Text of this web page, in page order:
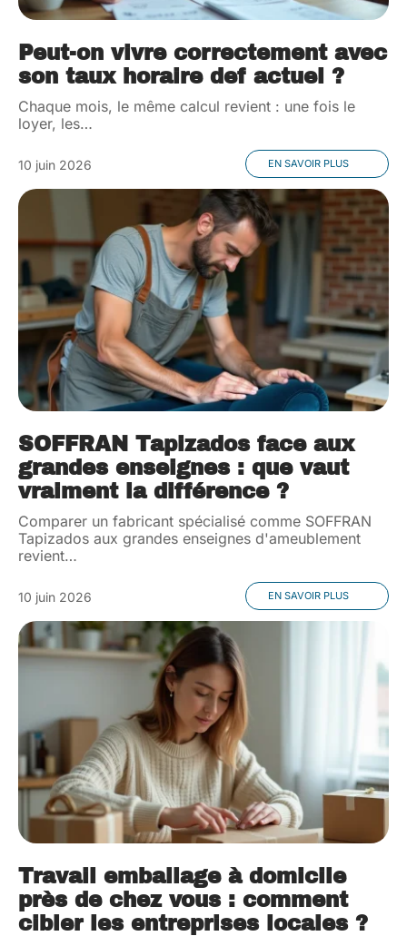
Peut-on vivre correctement avec
son taux horaire def actuel ?
Chaque mois, le même calcul revient : une fois le
loyer, les…
10 juin 2026 EN SAVOIR PLUS
SOFFRAN Tapizados face aux
grandes enseignes : que vaut
vraiment la différence ?
Comparer un fabricant spécialisé comme SOFFRAN
Tapizados aux grandes enseignes d'ameublement
revient…
10 juin 2026 EN SAVOIR PLUS
Travail emballage à domicile
près de chez vous : comment
cibler les entreprises locales ?